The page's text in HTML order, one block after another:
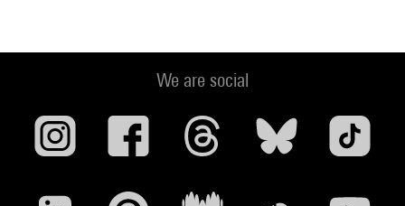
We are social